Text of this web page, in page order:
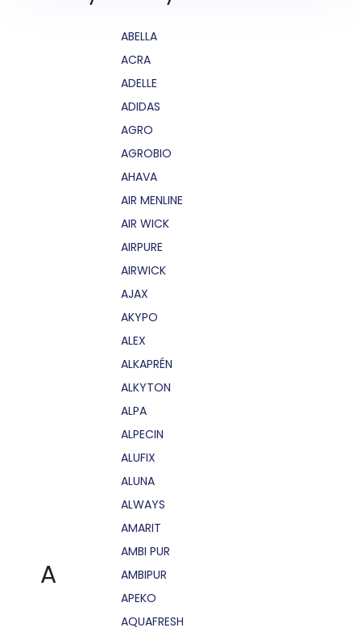
A
ABELLA
ACRA
ADELLE
ADIDAS
AGRO
AGROBIO
AHAVA
AIR MENLINE
AIR WICK
AIRPURE
AIRWICK
AJAX
AKYPO
ALEX
ALKAPRÉN
ALKYTON
ALPA
ALPECIN
ALUFIX
ALUNA
ALWAYS
AMARIT
AMBI PUR
AMBIPUR
APEKO
AQUAFRESH